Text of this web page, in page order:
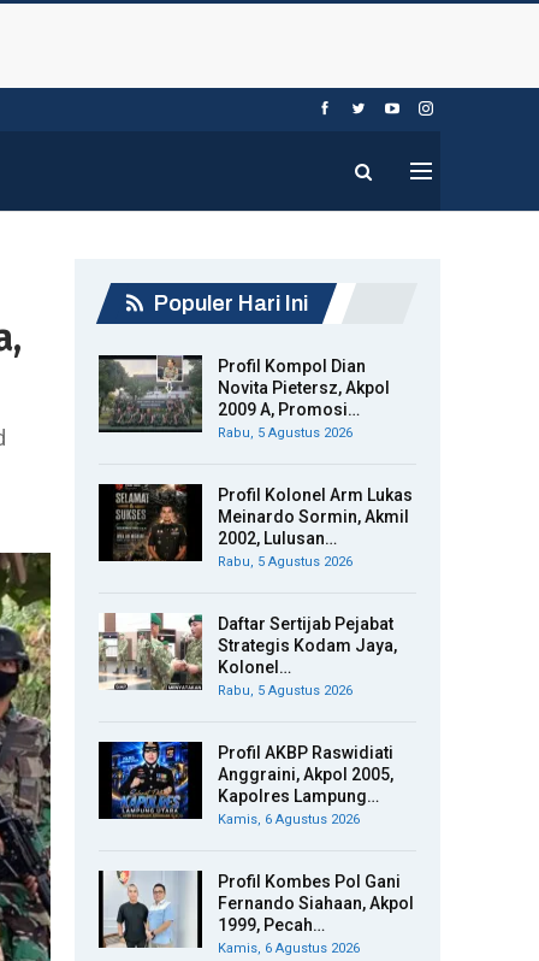
Populer Hari Ini
Profil Kompol Dian
Novita Pietersz, Akpol
2009 A, Promosi…
Rabu, 5 Agustus 2026
Profil Kolonel Arm Lukas
Meinardo Sormin, Akmil
2002, Lulusan…
Rabu, 5 Agustus 2026
Daftar Sertijab Pejabat
Strategis Kodam Jaya,
Kolonel…
Rabu, 5 Agustus 2026
Profil AKBP Raswidiati
Anggraini, Akpol 2005,
Kapolres Lampung…
Kamis, 6 Agustus 2026
Profil Kombes Pol Gani
Fernando Siahaan, Akpol
1999, Pecah…
Kamis, 6 Agustus 2026